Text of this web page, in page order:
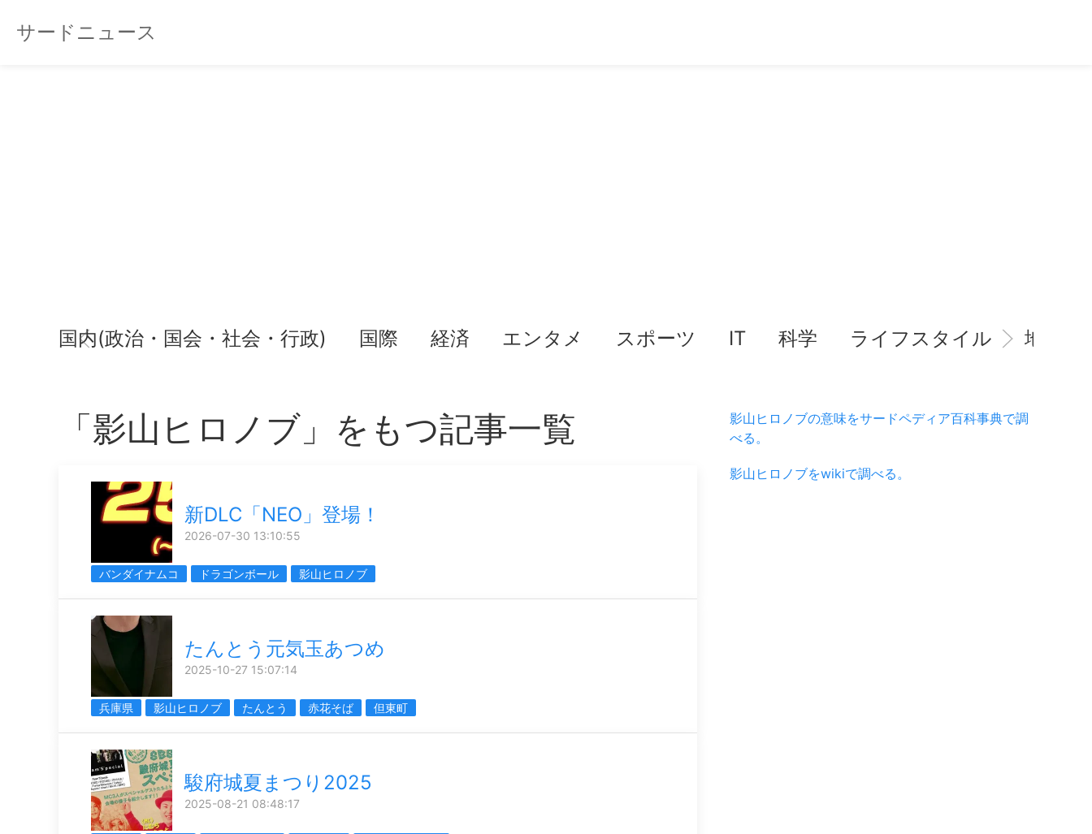
サードニュース
国内(政治・国会・社会・行政) 国際 経済 エンタメ スポーツ IT 科学 ライフスタイル 地域情
「影山ヒロノブ」をもつ記事一覧
新DLC「NEO」登場！
2026-07-30 13:10:55
バンダイナムコ ドラゴンボール 影山ヒロノブ
たんとう元気玉あつめ
2025-10-27 15:07:14
兵庫県 影山ヒロノブ たんとう 赤花そば 但東町
駿府城夏まつり2025
2025-08-21 08:48:17
影山ヒロノブの意味をサードペディア百科事典で調
べる。
影山ヒロノブをwikiで調べる。